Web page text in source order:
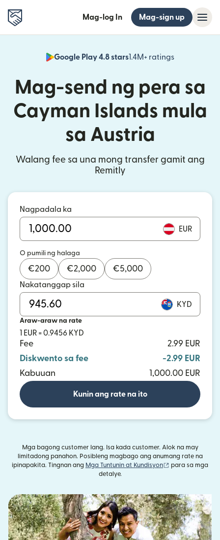
Mag-log In Mag-sign up
Google Play 4.8 stars1.4M+ ratings
(bubukas
Mag-send ng pera sa
Cayman Islands mula
sa Austria
Walang fee sa una mong transfer gamit ang
Remitly
Nagpadala ka
EUR
O pumili ng halaga
€200 €2,000 €5,000
Nakatanggap sila
KYD
Araw-araw na rate
1 EUR = 0.9456 KYD
Fee
2.99 EUR
Diskwento sa fee
-2.99 EUR
Kabuuan
1,000.00 EUR
Kunin ang rate na ito
Mga bagong customer lang. Isa kada customer. Alok na may
limitadong panahon. Posibleng magbago ang anumang rate na
ipinapakita. Tingnan ang Mga Tuntunin at Kundisyon (bubukas sa
para sa mga
detalye.